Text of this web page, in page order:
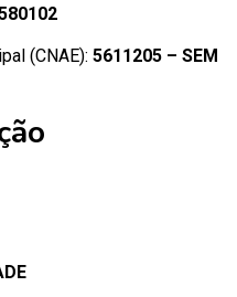
(CNAE): 5611205 – SEM